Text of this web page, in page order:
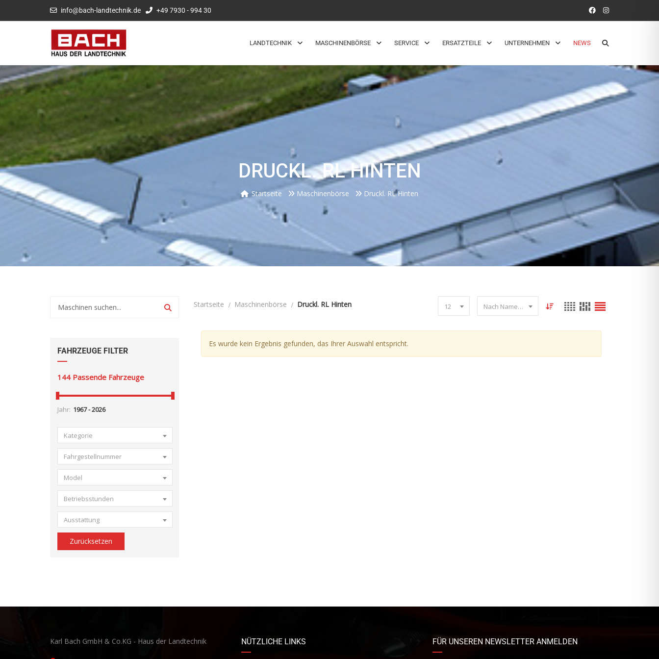
info@bach-landtechnik.de +49 7930 - 994 30
LANDTECHNIK MASCHINENBÖRSE SERVICE ERSATZTEILE UNTERNEHMEN NEWS
DRUCKL. RL HINTEN
Startseite Maschinenbörse Druckl. RL Hinten
FAHRZEUGE FILTER
144 Passende Fahrzeuge
Jahr:
Kategorie
Fahrgestellnummer
Model
Betriebsstunden
Ausstattung
Zurücksetzen
Startseite Maschinenbörse Druckl. RL Hinten 12 Nach Name sortieren
Es wurde kein Ergebnis gefunden, das Ihrer Auswahl entspricht.
Karl Bach GmbH & Co.KG - Haus der Landtechnik NÜTZLICHE LINKS FÜR UNSEREN NEWSLETTER ANMELDEN